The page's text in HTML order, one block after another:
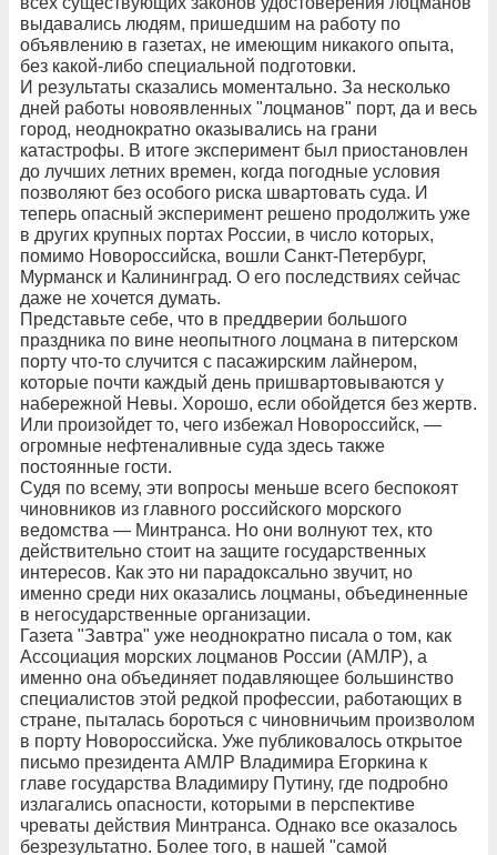
выдавались людям, пришедшим на работу по
объявлению в газетах, не имеющим никакого опыта,
без какой-либо специальной подготовки.
И результаты сказались моментально. За несколько
дней работы новоявленных "лоцманов" порт, да и весь
город, неоднократно оказывались на грани
катастрофы. В итоге эксперимент был приостановлен
до лучших летних времен, когда погодные условия
позволяют без особого риска швартовать суда. И
теперь опасный эксперимент решено продолжить уже
в других крупных портах России, в число которых,
помимо Новороссийска, вошли Санкт-Петербург,
Мурманск и Калининград. О его последствиях сейчас
даже не хочется думать.
Представьте себе, что в преддверии большого
праздника по вине неопытного лоцмана в питерском
порту что-то случится с пасажирским лайнером,
которые почти каждый день пришвартовываются у
набережной Невы. Хорошо, если обойдется без жертв.
Или произойдет то, чего избежал Новороссийск, —
огромные нефтеналивные суда здесь также
постоянные гости.
Судя по всему, эти вопросы меньше всего беспокоят
чиновников из главного российского морского
ведомства — Минтранса. Но они волнуют тех, кто
действительно стоит на защите государственных
интересов. Как это ни парадоксально звучит, но
именно среди них оказались лоцманы, объединенные
в негосударственные организации.
Газета "Завтра" уже неоднократно писала о том, как
Ассоциация морских лоцманов России (АМЛР), а
именно она объединяет подавляющее большинство
специалистов этой редкой профессии, работающих в
стране, пыталась бороться с чиновничьим произволом
в порту Новороссийска. Уже публиковалось открытое
письмо президента АМЛР Владимира Егоркина к
главе государства Владимиру Путину, где подробно
излагались опасности, которыми в перспективе
чреваты действия Минтранса. Однако все оказалось
безрезультатно. Более того, в нашей "самой